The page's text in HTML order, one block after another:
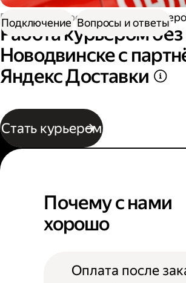
Работа курьером Работа
Работа курьером
Новодвинске с
Яндекс Доставки
Стать курьером
Подключение Вопросы и ответы
Почему с нами
хорошо
Оплата после